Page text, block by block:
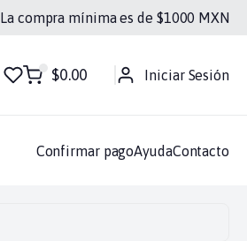
La compra mínima es de $1000 MXN
$0.00 Iniciar Sesión
Confirmar pagoAyudaContacto